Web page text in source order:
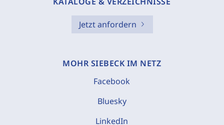
Jetzt anfordern
MOHR SIEBECK IM NETZ
Facebook
Bluesky
LinkedIn